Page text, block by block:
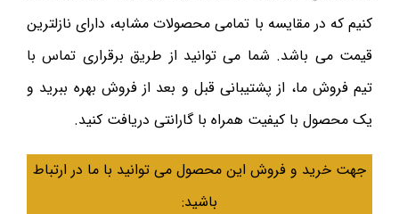
کنیم که در مقایسه با تمامی محصولات مشابه، دارای نازلترین
قیمت می باشد. شما می توانید از طریق برقراری تماس با
تیم فروش ما، از پشتیبانی قبل و بعد از فروش بهره ببرید و
یک محصول با کیفیت همراه با گارانتی دریافت کنید.
جهت خرید و فروش این محصول می توانید با ما در ارتباط
باشید: